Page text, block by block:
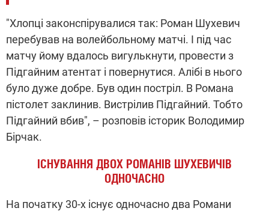
"Хлопці законспірувалися так: Роман Шухевич
перебував на волейбольному матчі. І під час
матчу йому вдалось вигулькнути, провести з
Підгайним атентат і повернутися. Алібі в нього
було дуже добре. Був один постріл. В Романа
пістолет заклинив. Вистрілив Підгайний. Тобто
Підгайний вбив", – розповів історик Володимир
Бірчак.
ІСНУВАННЯ ДВОХ РОМАНІВ ШУХЕВИЧІВ
ОДНОЧАСНО
На початку 30-х існує одночасно два Романи